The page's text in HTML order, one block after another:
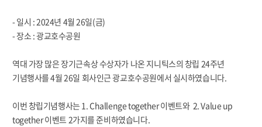
- 일시 : 2024년 4월 26일(금)
- 장소 : 광교호수공원
역대 가장 많은 장기근속상 수상자가 나온 지니틱스의 창립 24주년
기념행사를 4월 26일 회사인근 광교호수공원에서 실시하였습니다.
이번 창립기념행사는 1. Challenge together 이벤트와 2. Value up
together 이벤트 2가지를 준비하였습니다.